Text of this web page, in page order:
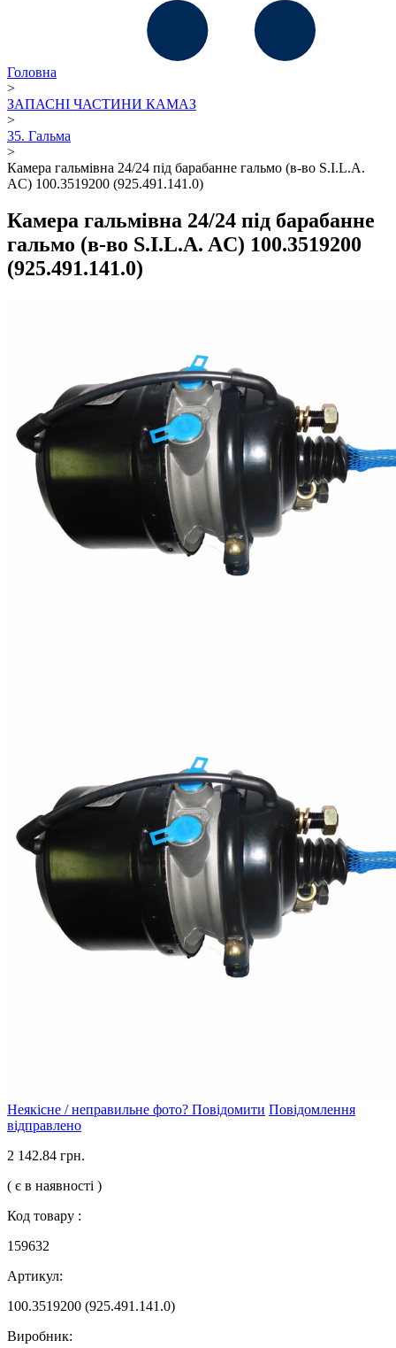
Головна
>
ЗАПАСНІ ЧАСТИНИ КАМАЗ
>
35. Гальма
>
Камера гальмівна 24/24 під барабанне гальмо (в-во S.I.L.A.
AC) 100.3519200 (925.491.141.0)
Камера гальмівна 24/24 під барабанне
гальмо (в-во S.I.L.A. AC) 100.3519200
(925.491.141.0)
Неякісне / неправильне фото? Повідомити Повідомлення
відправлено
2 142.84 грн.
( є в наявності )
Код товару :
159632
Артикул:
100.3519200 (925.491.141.0)
Виробник: